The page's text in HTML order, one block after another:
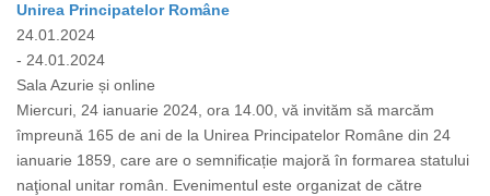
Unirea Principatelor Române
24.01.2024
- 24.01.2024
Sala Azurie și online
Miercuri, 24 ianuarie 2024, ora 14.00, vă invităm să marcăm
împreună 165 de ani de la Unirea Principatelor Române din 24
ianuarie 1859, care are o semnificație majoră în formarea statului
naţional unitar român. Evenimentul este organizat de către